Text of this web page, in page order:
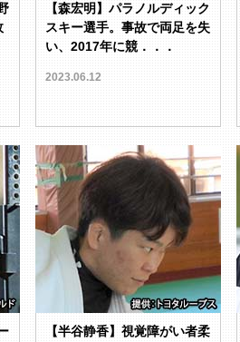
【森宏明】パラノルディック
スキー選手。事故で両足を失
い、2017年に競．．．
2023.06.12
【半谷静香】視覚障がい者柔